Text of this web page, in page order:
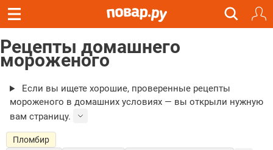
Рецепты домашнего
мороженого
Если вы ищете хорошие, проверенные рецепты
мороженого в домашних условиях — вы открыли нужную
вам страницу.
Пломбир